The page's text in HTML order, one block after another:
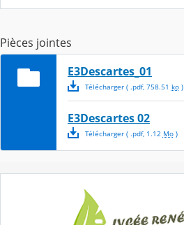
Pièces jointes
E3Descartes_01
Télécharger( .pdf, 758.51 ko)
E3Descartes 02
Télécharger( .pdf, 1.12 Mo)